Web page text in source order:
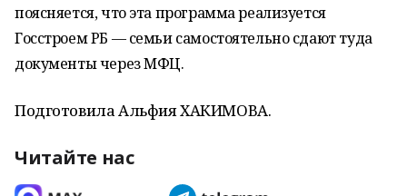
поясняется, что эта программа реализуется
Госстроем РБ — семьи самостоятельно сдают туда
документы через МФЦ.
Подготовила Альфия ХАКИМОВА.
Читайте нас